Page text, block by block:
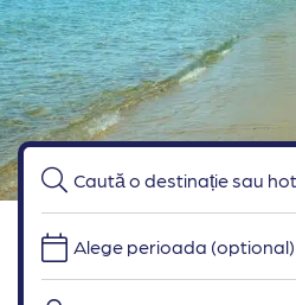
Alege perioada (optional)